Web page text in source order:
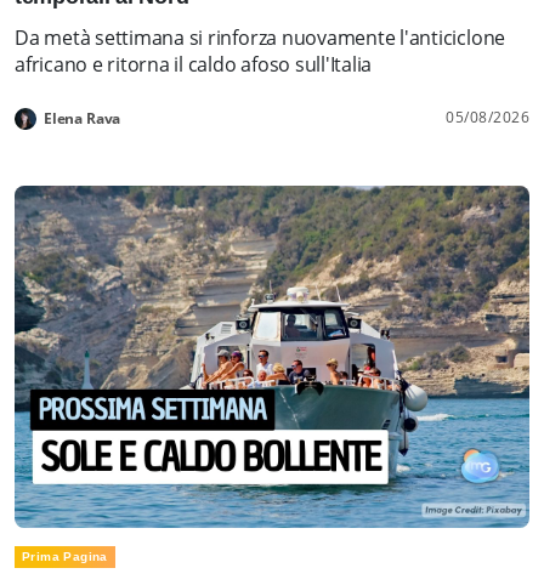
Da metà settimana si rinforza nuovamente l'anticiclone
africano e ritorna il caldo afoso sull'Italia
Elena Rava 05/08/2026
Prima Pagina